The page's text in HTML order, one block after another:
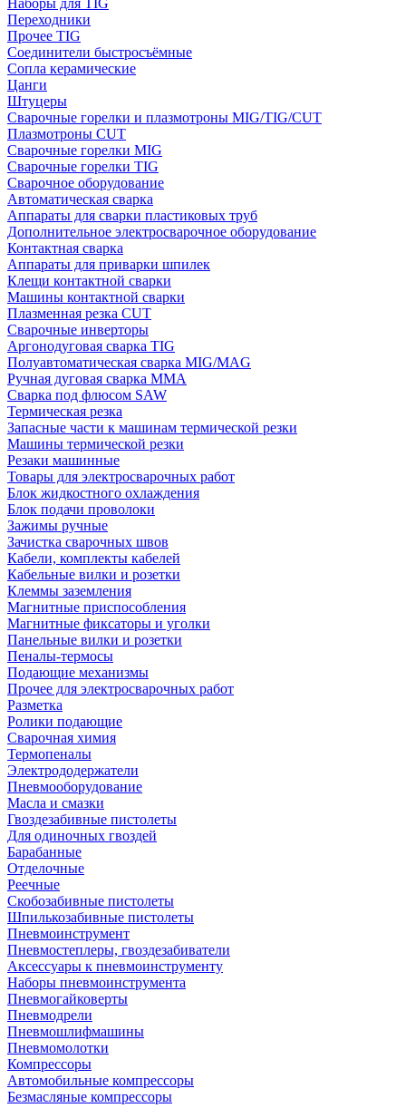
Наборы для TIG
Переходники
Прочее TIG
Соединители быстросъёмные
Сопла керамические
Цанги
Штуцеры
Сварочные горелки и плазмотроны MIG/TIG/CUT
Плазмотроны CUT
Сварочные горелки MIG
Сварочные горелки TIG
Сварочное оборудование
Автоматическая сварка
Аппараты для сварки пластиковых труб
Дополнительное электросварочное оборудование
Контактная сварка
Аппараты для приварки шпилек
Клещи контактной сварки
Машины контактной сварки
Плазменная резка CUT
Сварочные инверторы
Аргонодуговая сварка TIG
Полуавтоматическая сварка MIG/MAG
Ручная дуговая сварка MMA
Сварка под флюсом SAW
Термическая резка
Запасные части к машинам термической резки
Машины термической резки
Резаки машинные
Товары для электросварочных работ
Блок жидкостного охлаждения
Блок подачи проволоки
Зажимы ручные
Зачистка сварочных швов
Кабели, комплекты кабелей
Кабельные вилки и розетки
Клеммы заземления
Магнитные приспособления
Магнитные фиксаторы и уголки
Панельные вилки и розетки
Пеналы-термосы
Подающие механизмы
Прочее для электросварочных работ
Разметка
Ролики подающие
Сварочная химия
Термопеналы
Электрододержатели
Пневмооборудование
Масла и смазки
Гвоздезабивные пистолеты
Для одиночных гвоздей
Барабанные
Отделочные
Реечные
Скобозабивные пистолеты
Шпилькозабивные пистолеты
Пневмоинструмент
Пневмостеплеры, гвоздезабиватели
Аксессуары к пневмоинструменту
Наборы пневмоинструмента
Пневмогайковерты
Пневмодрели
Пневмошлифмашины
Пневмомолотки
Компрессоры
Автомобильные компрессоры
Безмасляные компрессоры